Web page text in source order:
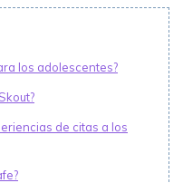
los adolescentes?
de citas a los